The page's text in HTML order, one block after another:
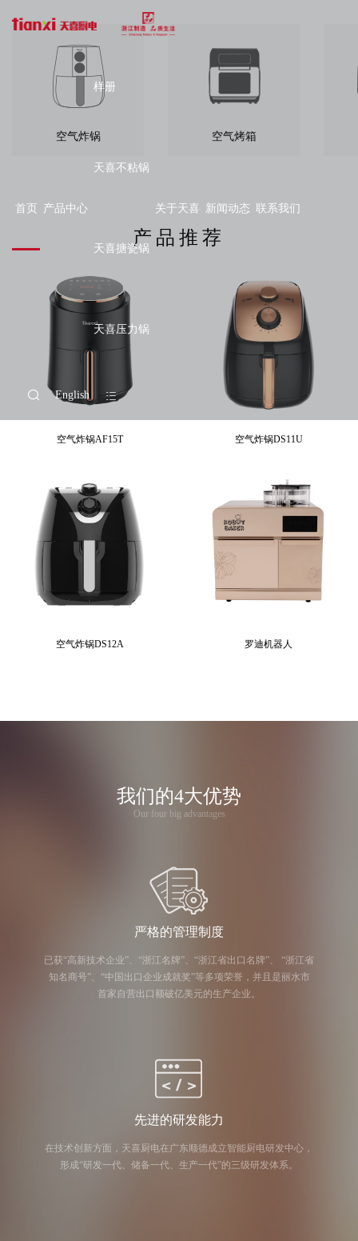
首页 产品中心
样册
天喜不粘锅
天喜搪瓷锅
天喜压力锅
关于天喜 新闻动态 联系我们
English
空气炸锅 空气烤箱
产品推荐
空气炸锅AF15T 空气炸锅DS11U
空气炸锅DS12A 罗迪机器人
我们的4大优势
Our four big advantages
严格的管理制度
已获“高新技术企业”、“浙江名牌”、“浙江省出口名牌”、 “浙江省
知名商号”、“中国出口企业成就奖”等多项荣誉，并且是丽水市
首家自营出口额破亿美元的生产企业。
先进的研发能力
在技术创新方面，天喜厨电在广东顺德成立智能厨电研发中心，
形成“研发一代、储备一代、生产一代”的三级研发体系。